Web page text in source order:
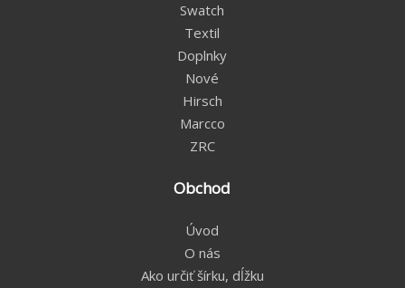
Swatch
Textil
Doplnky
Nové
Hirsch
Marcco
ZRC
Obchod
Úvod
O nás
Ako určiť šírku, dĺžku